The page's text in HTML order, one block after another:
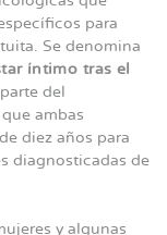
para
Se denomina
íntimo tras el
del
ambas
diez años para
diagnosticadas de
y algunas